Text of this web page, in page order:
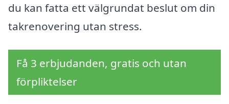
du kan fatta ett välgrundat beslut om din
takrenovering utan stress.
Få 3 erbjudanden, gratis och utan
förpliktelser